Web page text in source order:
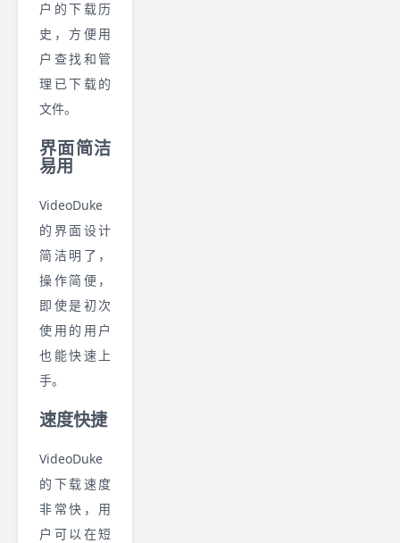
户的下载历
史，方便用
户查找和管
理已下载的
文件。
界面简洁
易用
VideoDuke
的界面设计
简洁明了，
操作简便，
即使是初次
使用的用户
也能快速上
手。
速度快捷
VideoDuke
的下载速度
非常快，用
户可以在短